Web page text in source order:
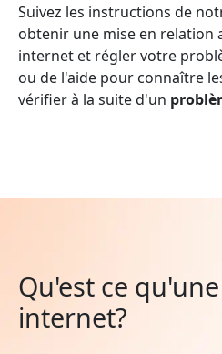
Suivez les instructions de
obtenir une mise en relation
internet et régler votre
ou de l'aide pour connaître
vérifier à la suite d'un
Qu'est ce
internet?